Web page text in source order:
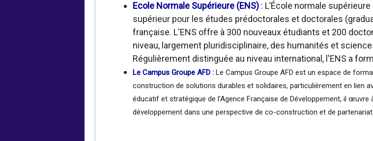
Ecole Normale Supérieure (ENS) : L’École normale
supérieur pour les études prédoctorales et doctorales
française. L'ENS offre à 300 nouveaux étudiants et 200
niveau, largement pluridisciplinaire, des humanités et
Régulièrement distinguée au niveau international, l'ENS a
Le Campus Groupe AFD : Le Campus Groupe AFD est un espace de
construction de solutions durables et solidaires, particulièrement en lien
éducatif et stratégique de l’Agence Française de Développement, il
développement dans une perspective de co-construction et de partenariat